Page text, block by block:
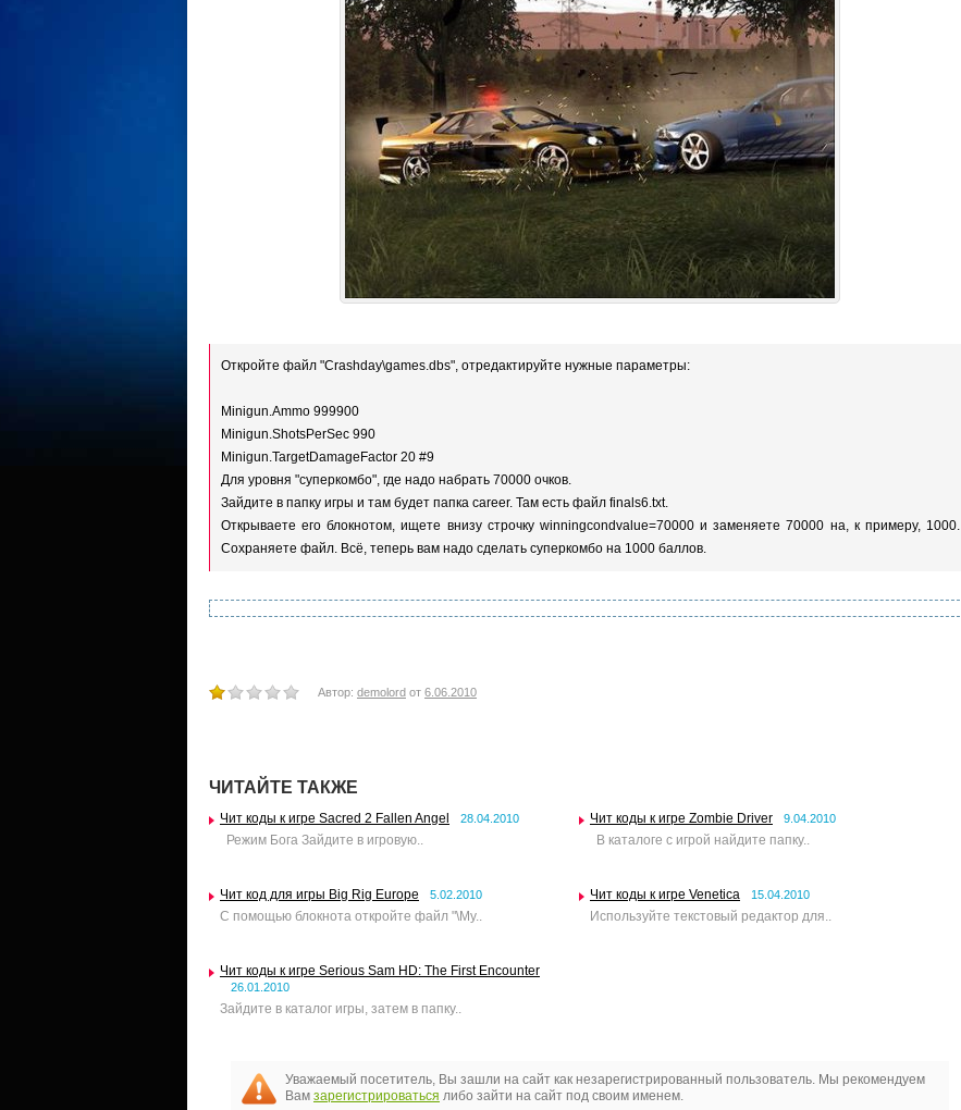
Откройте файл "Crashday\games.dbs", отредактируйте нужные параметры:
Minigun.Ammo 999900
Minigun.ShotsPerSec 990
Minigun.TargetDamageFactor 20 #9
Для уровня "суперкомбо", где надо набрать 70000 очков.
Зайдите в папку игры и там будет папка career. Там есть файл finals6.txt.
Открываете его блокнотом, ищете внизу строчку winningcondvalue=70000 и заменяете 70000 на, к примеру, 1000.
Сохраняете файл. Всё, теперь вам надо сделать суперкомбо на 1000 баллов.
Автор: demolord от 6.06.2010
ЧИТАЙТЕ ТАКЖЕ
Чит коды к игре Sacred 2 Fallen Angel 28.04.2010
Режим Бога Зайдите в игровую..
Чит коды к игре Zombie Driver 9.04.2010
В каталоге с игрой найдите папку..
Чит код для игры Big Rig Europe 5.02.2010
С помощью блокнота откройте файл "\My..
Чит коды к игре Venetica 15.04.2010
Используйте текстовый редактор для..
Чит коды к игре Serious Sam HD: The First Encounter
26.01.2010
Зайдите в каталог игры, затем в папку..
Уважаемый посетитель, Вы зашли на сайт как незарегистрированный пользователь. Мы рекомендуем
Вам зарегистрироваться либо зайти на сайт под своим именем.